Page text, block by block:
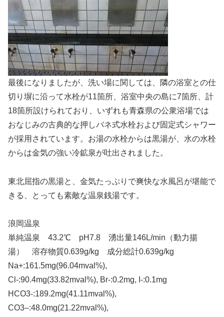
最後になりましたが、洗い場に関しては、隣の浴室との仕
切り塀に沿って水栓が11箇所、浴室中央の島に7箇所、計
18箇所設けられており、いずれも青森県の公衆浴場では
おなじみの古典的な押しバネ式水栓および固定式シャワー
が採用されています。お湯の水栓からは黒湯が、水の水栓
からは金気の強い冷鉱泉が吐出されました。
東北屈指の黒湯と、金気たっぷりで爽快な水風呂が堪能で
きる、とっても素敵な温泉銭湯です。
浪岡温泉
単純温泉 43.2℃ pH7.8 湧出量146L/min（動力揚
湯） 溶存物質0.639g/kg 成分総計0.639g/kg
Na+:161.5mg(96.04mval%),
Cl-:90.4mg(33.82mval%), Br-:0.2mg, I-:0.1mg
HCO3-:189.2mg(41.11mval%),
CO3–:48.0mg(21.22mval%),